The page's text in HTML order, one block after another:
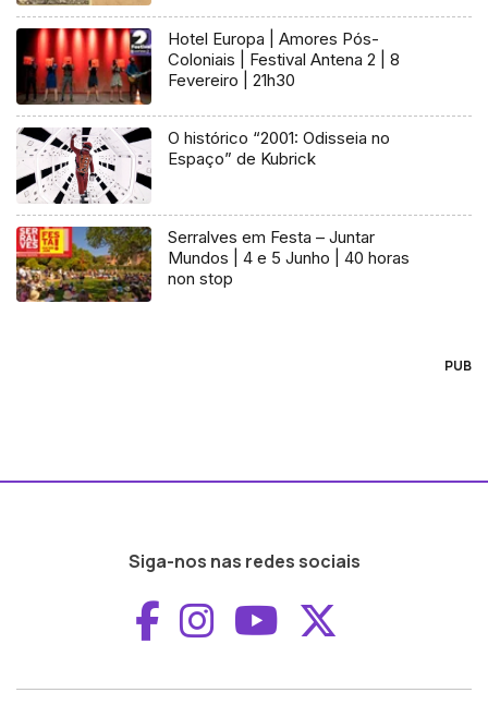
Hotel Europa | Amores Pós-
Coloniais | Festival Antena 2 | 8
Fevereiro | 21h30
O histórico “2001: Odisseia no
Espaço” de Kubrick
Serralves em Festa – Juntar
Mundos | 4 e 5 Junho | 40 horas
non stop
PUB
Siga-nos nas redes sociais
Aceder ao
Aceder ao
Aceder ao